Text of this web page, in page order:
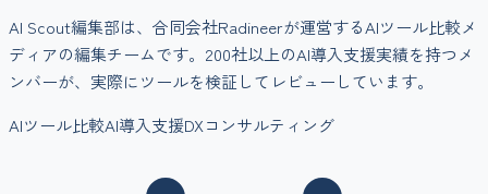
AI Scout編集部は、合同会社Radineerが運営するAIツール比較メ
ディアの編集チームです。200社以上のAI導入支援実績を持つメ
ンバーが、実際にツールを検証してレビューしています。
AIツール比較AI導入支援DXコンサルティング